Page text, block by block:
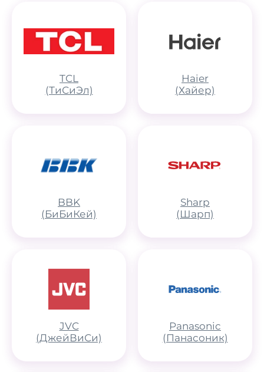
TCL
(ТиСиЭл)
Haier
(Хайер)
BBK
(БиБиКей)
Sharp
(Шарп)
JVC
(ДжейВиСи)
Panasonic
(Панасоник)